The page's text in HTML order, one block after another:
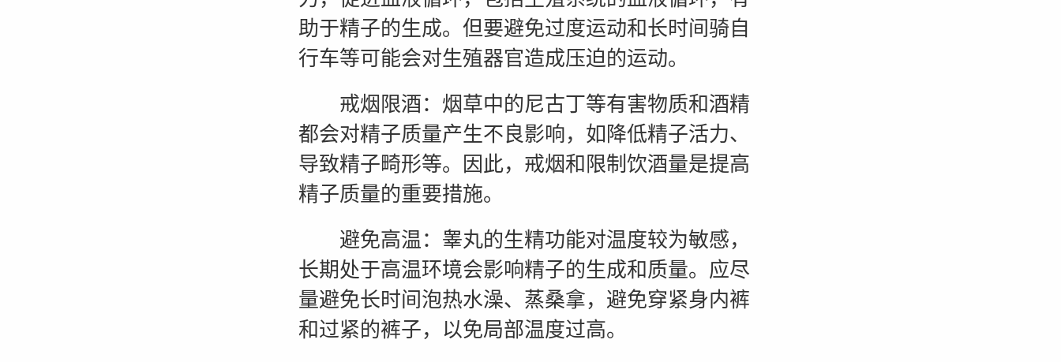
助于精子的生成。但要避免过度运动和长时间骑自
行车等可能会对生殖器官造成压迫的运动。
戒烟限酒：烟草中的尼古丁等有害物质和酒精
都会对精子质量产生不良影响，如降低精子活力、
导致精子畸形等。因此，戒烟和限制饮酒量是提高
精子质量的重要措施。
避免高温：睾丸的生精功能对温度较为敏感，
长期处于高温环境会影响精子的生成和质量。应尽
量避免长时间泡热水澡、蒸桑拿，避免穿紧身内裤
和过紧的裤子，以免局部温度过高。